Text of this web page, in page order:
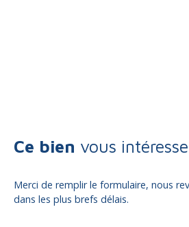
Ce bien vous
Merci de remplir le formulaire, nous
dans les plus brefs délais.